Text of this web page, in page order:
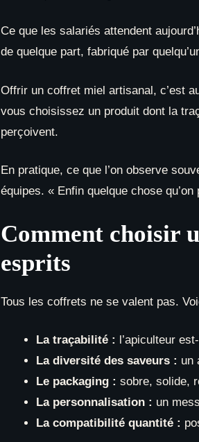
Ce que les salariés attendent
de quelque part, fabriqué par
Offrir un coffret miel artisanal, c’est
vous choisissez un produit dont la
perçoivent.
En pratique, ce que l’on observe
équipes. « Enfin quelque chose
Comment choisir
esprits
Tous les coffrets ne se valent pas.
La traçabilité :
l’apiculteur
La diversité des saveurs : un
Le packaging : sobre, solide,
La personnalisation : un
La compatibilité quantité :